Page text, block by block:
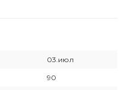
03.июл
90